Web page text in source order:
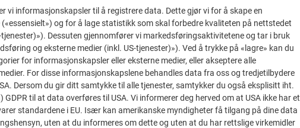
vi informasjonskapsler til å registrere data. Dette gjør vi for å skape en
(«essensielt») og for å lage statistikk som skal forbedre kvaliteten på nettstedet
Dessuten gjennomfører vi markedsføringsaktivitetene og tar i bruk
og eksterne medier (inkl. US-tjenester)»). Ved å trykke på «lagre» kan du
for informasjonskapsler eller eksterne medier, eller akseptere alle
For disse informasjonskapslene behandles data fra oss og tredjetilbydere
Dersom du gir ditt samtykke til alle tjenester, samtykker du også eksplisitt iht.
til at data overføres til USA. Vi informerer deg herved om at USA ikke har et
standardene i EU. Især kan amerikanske myndigheter få tilgang på dine data
uten at du informeres om dette og uten at du har rettslige virkemidler